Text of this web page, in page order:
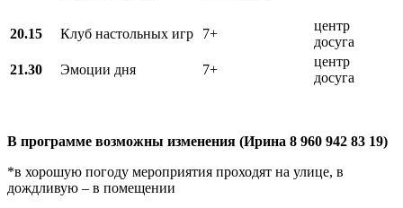
20.15 Клуб настольных игр 7+
центр
досуга
21.30
Эмоции дня 7+
центр
досуга
В программе возможны изменения (Ирина 8 960 942 83 19)
*в хорошую погоду мероприятия проходят на улице, в
дождливую – в помещении